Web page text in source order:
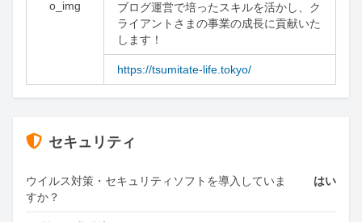
ブログ運営で培ったスキルを活かし、ク
ライアントさまの事業の成長に貢献いた
します！
https://tsumitate-life.tokyo/
セキュリティ
ウイルス対策・セキュリティソフトを導入していま
すか？
はい